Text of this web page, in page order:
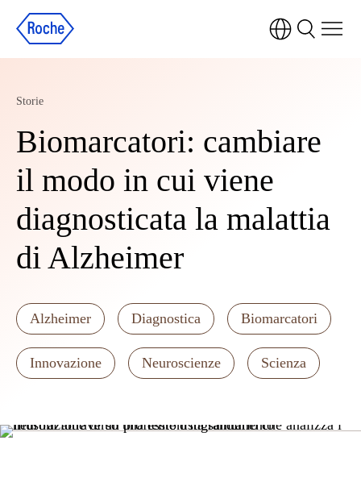
Storie
Biomarcatori: cambiare
il modo in cui viene
diagnosticata la malattia
di Alzheimer
Alzheimer Diagnostica Biomarcatori
Innovazione Neuroscienze Scienza